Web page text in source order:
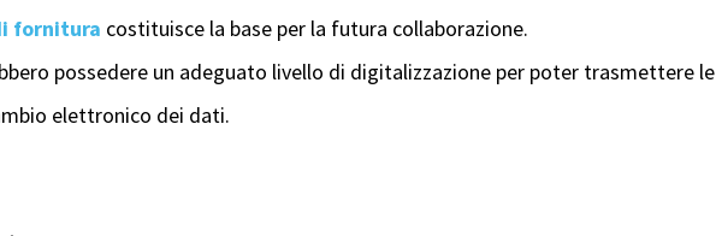
fornitura costituisce la base per la futura collaborazione.
possedere un adeguato livello di digitalizzazione per poter trasmettere le
elettronico dei dati.